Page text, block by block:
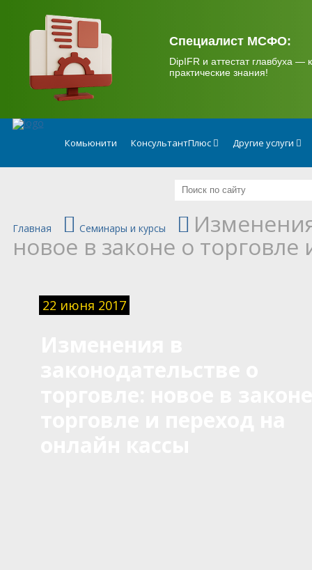
Специалист МСФО:
DipIFR и аттестат главбуха —
практические знания!
Комьюнити КонсультантПлюс Другие услуги
Главная Семинары и курсы
новое в законе о
22 июня 2017